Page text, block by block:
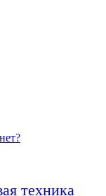
техника